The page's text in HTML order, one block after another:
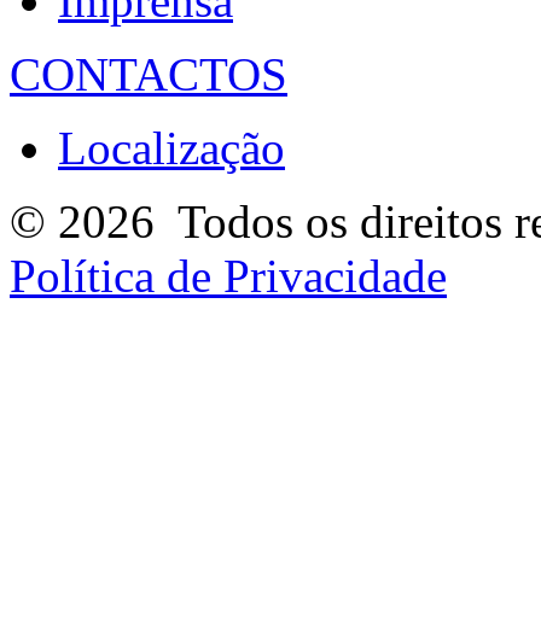
CONTACTOS
Localização
© 2026 Todos os direitos
Política de Privacidade